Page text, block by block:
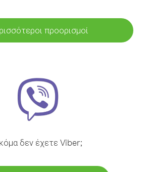
προορισμοί
δεν έχετε Viber;